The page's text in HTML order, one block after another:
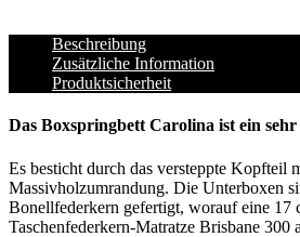
Beschreibung
Zusätzliche Information
Produktsicherheit
Das Boxspringbett Carolina ist ein
Es besticht durch das versteppte Kopfteil
Massivholzumrandung. Die Unterboxen
Bonellfederkern gefertigt, worauf eine 17
Taschenfederkern-Matratze Brisbane 300